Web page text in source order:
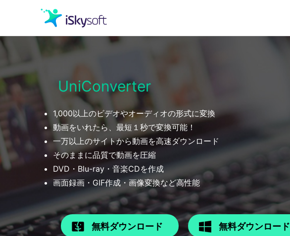
オフィス効率化
ユーティリティ
UniConverter
1,000以上のビデオやオーディオの形式に変換
動画をいれたら、最短１秒で変換可能！
一万以上のサイトから動画を高速ダウンロード
そのままに品質で動画を圧縮
DVD・Blu-ray・音楽CDを作成
画面録画・GIF作成・画像変換など高性能
無料ダウンロード 無料ダウンロード